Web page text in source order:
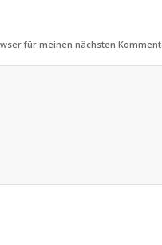
für meinen nächsten